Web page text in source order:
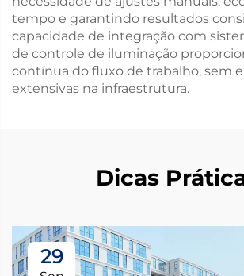
tempo e garantindo resultados
capacidade de integração com
de controle de iluminação
contínua do fluxo de trabalho, sem
extensivas na infraestrutura.
Dicas
29